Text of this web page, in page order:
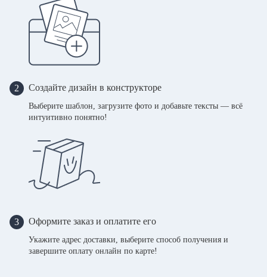
2 Создайте дизайн в конструкторе
Выберите шаблон, загрузите фото и добавьте тексты — всё
интуитивно понятно!
3 Оформите заказ и оплатите его
Укажите адрес доставки, выберите способ получения и
завершите оплату онлайн по карте!